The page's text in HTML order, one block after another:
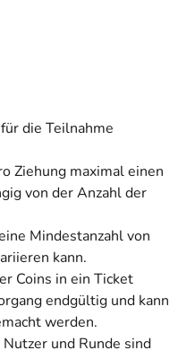
die Teilnahme
Ziehung maximal einen
von der Anzahl der
Mindestanzahl von
kann.
Coins in ein Ticket
endgültig und kann
werden.
und Runde sind